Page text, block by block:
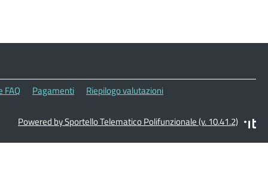
FAQ Pagamenti
Riepilogo valutazioni
Powered by Sportello Telematico Polifunzionale (v. 10.41.2)